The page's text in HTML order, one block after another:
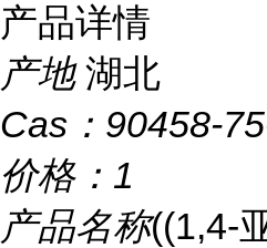
产品详情
产地 湖北
Cas： 90458-
价格： 1
产品名称((1,4-